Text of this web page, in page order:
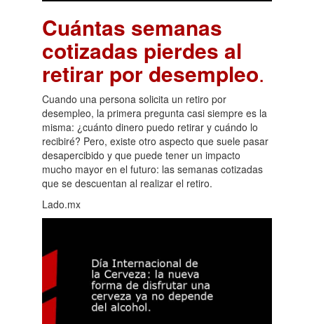
Cuántas semanas
cotizadas pierdes al
retirar por desempleo.
Cuando una persona solicita un retiro por
desempleo, la primera pregunta casi siempre es la
misma: ¿cuánto dinero puedo retirar y cuándo lo
recibiré? Pero, existe otro aspecto que suele pasar
desapercibido y que puede tener un impacto
mucho mayor en el futuro: las semanas cotizadas
que se descuentan al realizar el retiro.
Lado.mx